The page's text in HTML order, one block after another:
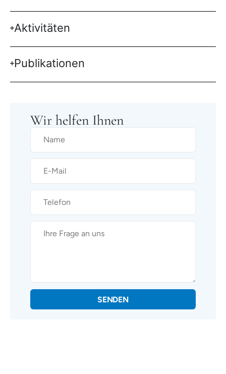
Aktivitäten
Publikationen
Wir helfen Ihnen
SENDEN